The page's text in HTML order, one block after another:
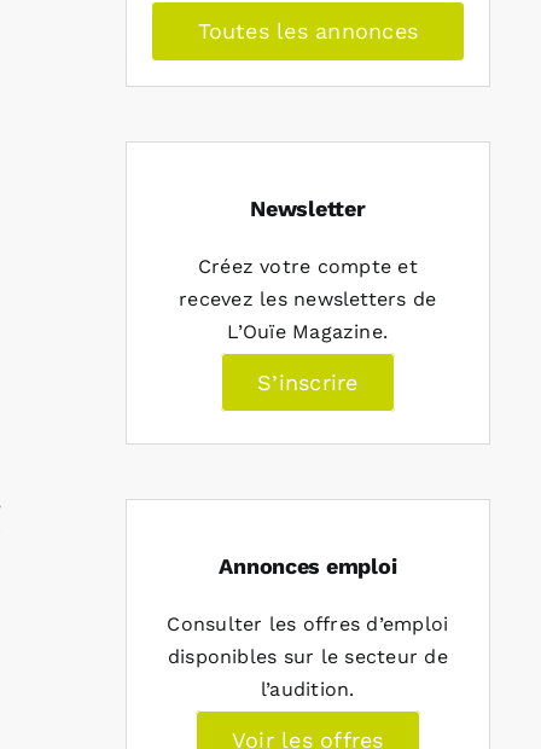
Toutes les annonces
Newsletter
Créez votre compte et
recevez les newsletters de
L’Ouïe Magazine.
S’inscrire
Annonces emploi
Consulter les offres d’emploi
disponibles sur le secteur de
l’audition.
Voir les offres